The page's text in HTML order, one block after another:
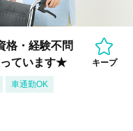
格・経験不問
ています★
キープ
車通勤OK